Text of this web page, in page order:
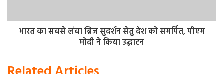
भारत का सबसे लंबा ब्रिज सुदर्शन सेतु देश को समर्पित, पीएम
मोदी ने किया उद्घाटन